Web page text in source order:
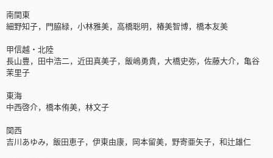
南関東
細野知子，門脇緑，小林雅美，高橋聡明，椿美智博，橋本友美
甲信越・北陸
長山豊，田中浩二，近田真美子，飯嶋勇貴，大橋史弥，佐藤大介，亀谷
茉里子
東海
中西啓介，橋本侑美，林文子
関西
吉川あゆみ，飯田恵子，伊東由康，岡本留美，野寄亜矢子，和辻雄仁